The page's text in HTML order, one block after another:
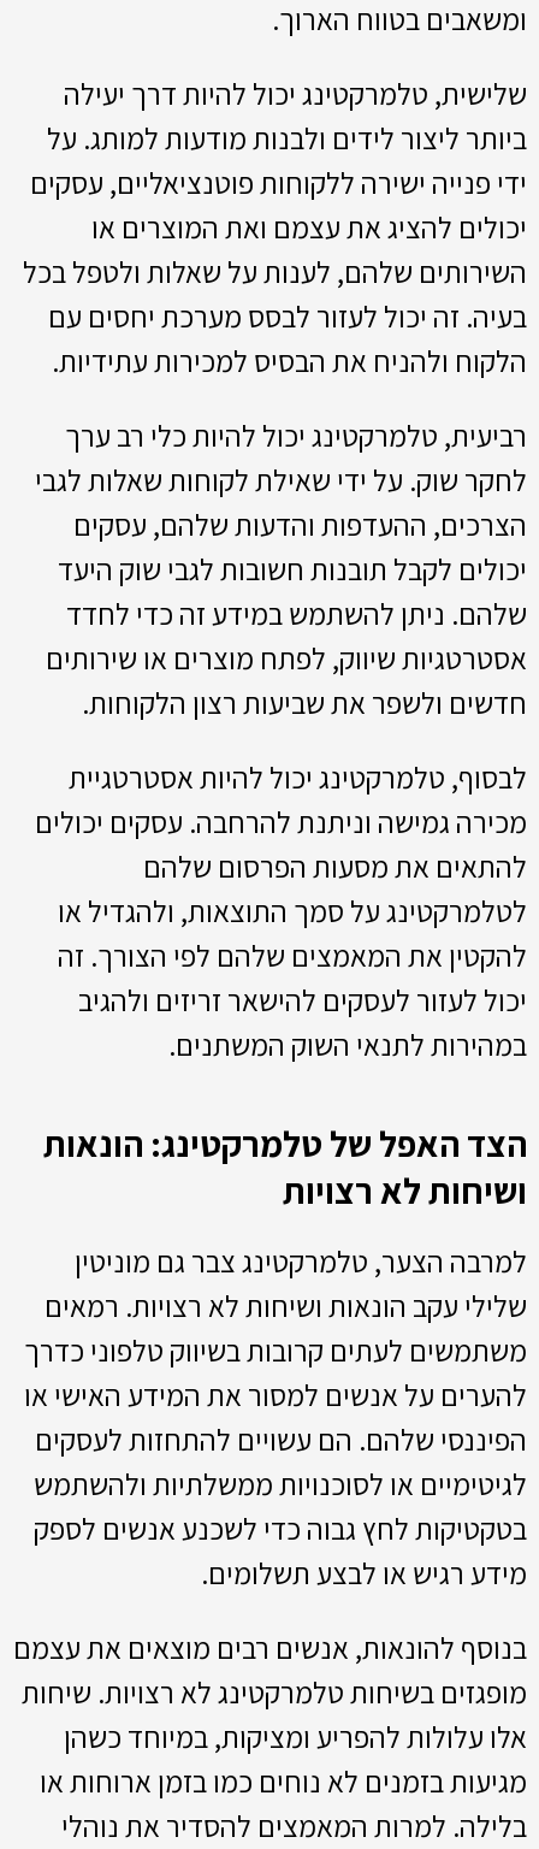
ומשאבים בטווח הארוך.
שלישית, טלמרקטינג יכול להיות דרך יעילה
ביותר ליצור לידים ולבנות מודעות למותג. על
ידי פנייה ישירה ללקוחות פוטנציאליים, עסקים
יכולים להציג את עצמם ואת המוצרים או
השירותים שלהם, לענות על שאלות ולטפל בכל
בעיה. זה יכול לעזור לבסס מערכת יחסים עם
הלקוח ולהניח את הבסיס למכירות עתידיות.
רביעית, טלמרקטינג יכול להיות כלי רב ערך
לחקר שוק. על ידי שאילת לקוחות שאלות לגבי
הצרכים, ההעדפות והדעות שלהם, עסקים
יכולים לקבל תובנות חשובות לגבי שוק היעד
שלהם. ניתן להשתמש במידע זה כדי לחדד
אסטרטגיות שיווק, לפתח מוצרים או שירותים
חדשים ולשפר את שביעות רצון הלקוחות.
לבסוף, טלמרקטינג יכול להיות אסטרטגיית
מכירה גמישה וניתנת להרחבה. עסקים יכולים
להתאים את מסעות הפרסום שלהם
לטלמרקטינג על סמך התוצאות, ולהגדיל או
להקטין את המאמצים שלהם לפי הצורך. זה
יכול לעזור לעסקים להישאר זריזים ולהגיב
במהירות לתנאי השוק המשתנים.
הצד האפל של טלמרקטינג: הונאות
ושיחות לא רצויות
למרבה הצער, טלמרקטינג צבר גם מוניטין
שלילי עקב הונאות ושיחות לא רצויות. רמאים
משתמשים לעתים קרובות בשיווק טלפוני כדרך
להערים על אנשים למסור את המידע האישי או
הפיננסי שלהם. הם עשויים להתחזות לעסקים
לגיטימיים או לסוכנויות ממשלתיות ולהשתמש
בטקטיקות לחץ גבוה כדי לשכנע אנשים לספק
מידע רגיש או לבצע תשלומים.
בנוסף להונאות, אנשים רבים מוצאים את עצמם
מופגזים בשיחות טלמרקטינג לא רצויות. שיחות
אלו עלולות להפריע ומציקות, במיוחד כשהן
מגיעות בזמנים לא נוחים כמו בזמן ארוחות או
בלילה. למרות המאמצים להסדיר את נוהלי